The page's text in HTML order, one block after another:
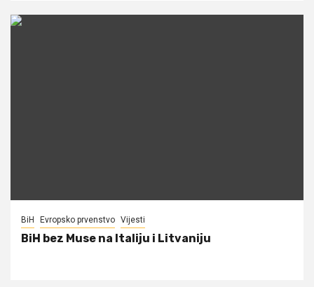
BiH Evropsko prvenstvo Vijesti
BiH bez Muse na Italiju i Litvaniju